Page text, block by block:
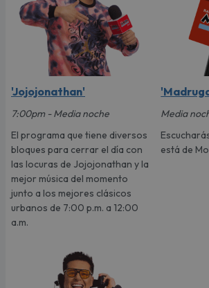
'Jojojonathan'
7:00pm - Media noche
El programa que tiene diversos
bloques para cerrar el día con
las locuras de Jojojonathan y la
mejor música del momento
junto a los mejores clásicos
urbanos de 7:00 p.m. a 12:00
a.m.
Media
está de